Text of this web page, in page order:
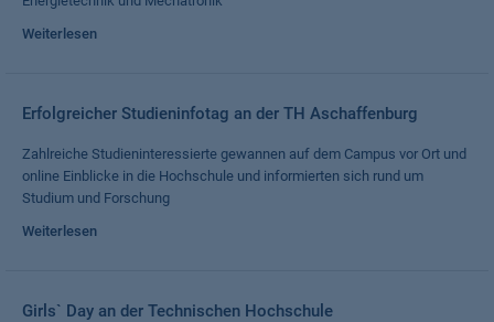
Weiterlesen
Erfolgreicher Studieninfotag an der TH Aschaffenburg
Zahlreiche Studieninteressierte gewannen auf dem Campus vor Ort und
online Einblicke in die Hochschule und informierten sich rund um
Studium und Forschung
Weiterlesen
Girls` Day an der Technischen Hochschule